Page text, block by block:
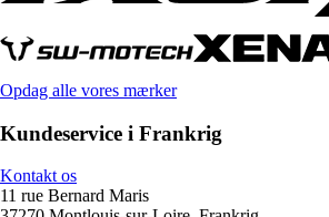
Opdag alle vores mærker
Kundeservice i Frankrig
Kontakt os
11 rue Bernard Maris